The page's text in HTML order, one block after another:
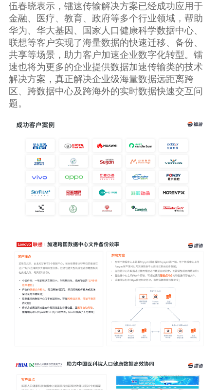
伍春晓表示，镭速传输解决方案已经成功应用于
金融、医疗、教育、政府等多个行业领域，帮助
华为、华大基因、国家人口健康科学数据中心、
联想等客户实现了海量数据的快速迁移、备份、
共享等场景，助力客户加速企业数字化转型。镭
速也将为更多的企业提供数据加速传输类的技术
解决方案，真正解决企业级海量数据远距离跨
区、跨数据中心及跨海外的实时数据快速交互问
题。